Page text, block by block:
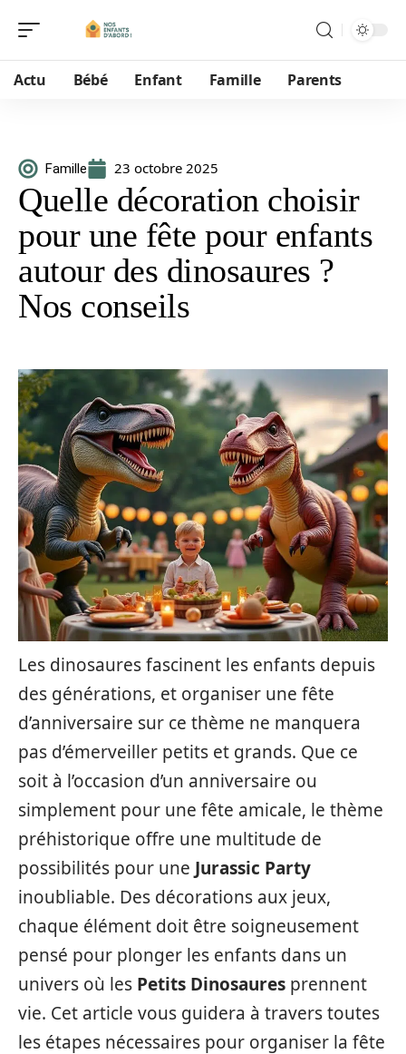
Actu Bébé Enfant Famille Parents
Famille 23 octobre 2025
Quelle décoration choisir
pour une fête pour enfants
autour des dinosaures ?
Nos conseils
Les dinosaures fascinent les enfants depuis
des générations, et organiser une fête
d’anniversaire sur ce thème ne manquera
pas d’émerveiller petits et grands. Que ce
soit à l’occasion d’un anniversaire ou
simplement pour une fête amicale, le thème
préhistorique offre une multitude de
possibilités pour une Jurassic Party
inoubliable. Des décorations aux jeux,
chaque élément doit être soigneusement
pensé pour plonger les enfants dans un
univers où les Petits Dinosaures prennent
vie. Cet article vous guidera à travers toutes
les étapes nécessaires pour organiser la fête